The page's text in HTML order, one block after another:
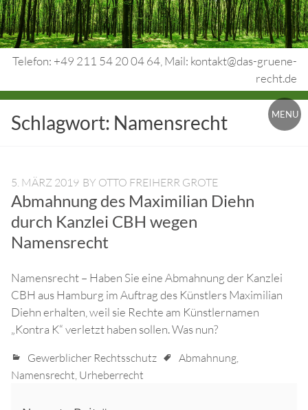
Skip
to
content
Telefon: +49 211 54 20 04 64, Mail: kontakt@das-gruene-
recht.de
Urheberrecht.
Medienrecht.
Rechtsschutz.
MENU
Schlagwort: Namensrecht
5. MÄRZ 2019 BY OTTO FREIHERR GROTE
Abmahnung des Maximilian Diehn
durch Kanzlei CBH wegen
Namensrecht
Namensrecht – Haben Sie eine Abmahnung der Kanzlei
CBH aus Hamburg im Auftrag des Künstlers Maximilian
Diehn erhalten, weil sie Rechte am Künstlernamen
„Kontra K“ verletzt haben sollen. Was nun?
Gewerblicher Rechtsschutz Abmahnung,
Namensrecht, Urheberrecht